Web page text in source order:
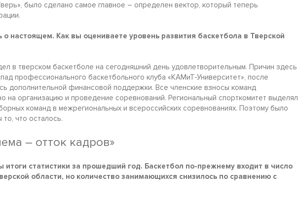
было сделано самое главное – определен вектор, который теперь
о настоящем. Как вы оцениваете уровень развития баскетбола в Тверской
в тверском баскетболе на сегодняшний день удовлетворительным. Причин здесь
профессионального баскетбольного клуба «КАМиТ-Университет», после
дополнительной финансовой поддержки. Все членские взносы команд
на организацию и проведение соревнований. Региональный спорткомитет выделял
команд в межрегиональных и всероссийских соревнованиях. Поэтому было
что осталось.
– отток кадров»
статистики за прошедший год. Баскетбол по-прежнему входит в число
области, но количество занимающихся снизилось по сравнению с